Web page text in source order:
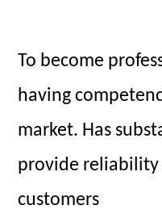
To become
having
market. Has
provide
customers